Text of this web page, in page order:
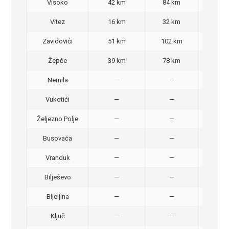
Visoko 42 km 84 km
Vitez 16 km 32 km
Zavidovići 51 km 102 km
Žepče 39 km 78 km
Nemila — —
Vukotići — —
Željezno Polje — —
Busovača — —
Vranduk — —
Bilješevo — —
Bijeljina — —
Ključ — —